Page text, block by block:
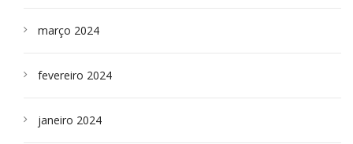
março 2024
fevereiro 2024
janeiro 2024